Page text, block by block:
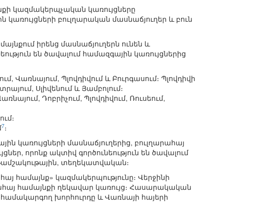
կազմակերպչական կառույցները
բուլղարական մասնաճյուղեր և բուն
իրենց մասնաճյուղերն ունեն և
են ծավալում համազգային կառույցներից
Վառնայում, Պլովդիվում և Բուրգասում։ Պլովդիվի
Սլիվենում և Յամբոլում։
Դոբրիչում, Պլովդիվում, Ռուսեում,
7։
կառույցների մասնաճյուղերից, բուլղարահայ
որոնք ակտիվ գործունեություն են ծավալում
տեղեկատվական։
համայնք» կազմակերպությունը։ Վերջինի
համայնքի ղեկավար կառույց։ Հասարակական
խորհուրդը և Վառնայի հայերի